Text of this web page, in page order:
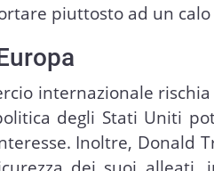
piuttosto ad un
internazionale
degli Stati Uniti
Inoltre, Donald